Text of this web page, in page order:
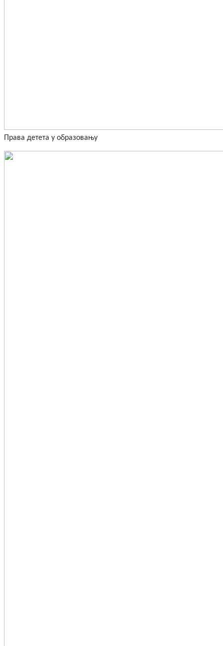
Права детета у образовању